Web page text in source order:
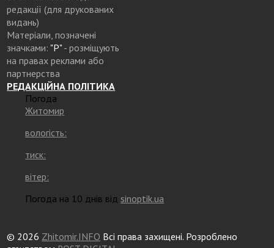
редакції (для друкованих
видань)
Матеріали, позначені
значками: "Р"- розміщують
на правах реклами або
партнерства
РЕДАКЦІЙНА ПОЛІТИКА
Погода
Житомир
вологість:
тиск:
вітер:
Погода на 10 днів від sinoptik.ua
© 2026 Zhitomir.INFO Всі права захищені. Розроблено